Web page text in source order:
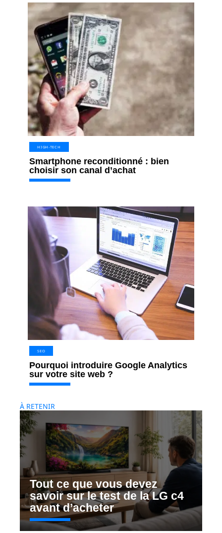
HIGH-TECH
Smartphone reconditionné : bien
choisir son canal d’achat
SEO
Pourquoi introduire Google Analytics
sur votre site web ?
À RETENIR
Tout ce que vous devez
savoir sur le test de la LG c4
avant d’acheter